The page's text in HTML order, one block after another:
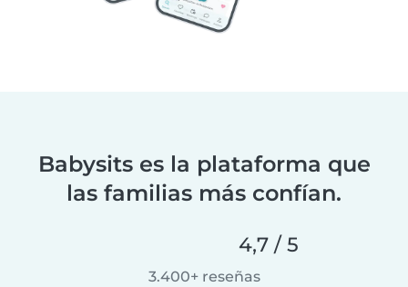
Babysits es la plataforma que
las familias más confían.
4,7 / 5
3.400+ reseñas